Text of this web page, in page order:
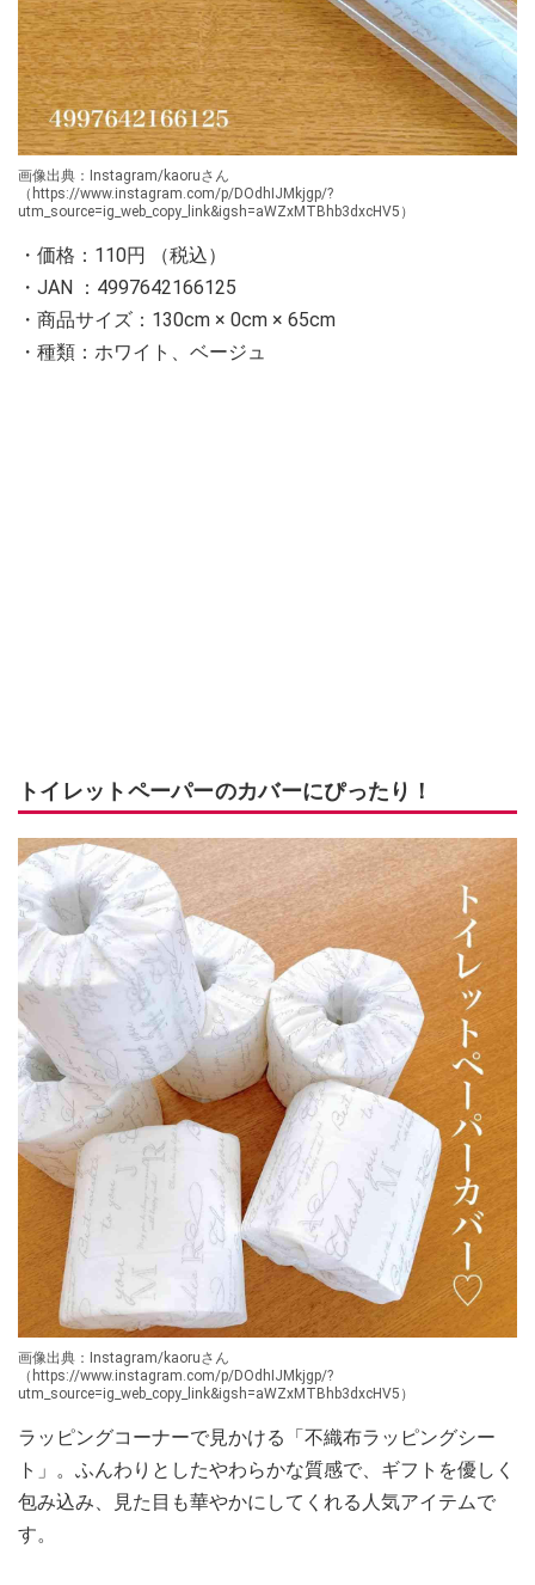
画像出典：Instagram/kaoruさん
（https://www.instagram.com/p/DOdhIJMkjgp/?
utm_source=ig_web_copy_link&igsh=aWZxMTBhb3dxcHV5）
・価格：110円 （税込）
・JAN ：4997642166125
・商品サイズ：130cm × 0cm × 65cm
・種類：ホワイト、ベージュ
トイレットペーパーのカバーにぴったり！
画像出典：Instagram/kaoruさん
（https://www.instagram.com/p/DOdhIJMkjgp/?
utm_source=ig_web_copy_link&igsh=aWZxMTBhb3dxcHV5）
ラッピングコーナーで見かける「不織布ラッピングシー
ト」。ふんわりとしたやわらかな質感で、ギフトを優しく
包み込み、見た目も華やかにしてくれる人気アイテムで
す。